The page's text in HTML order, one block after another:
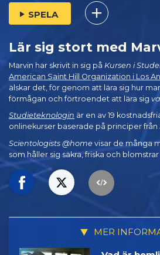
SPELA
Lär sig stort med
Marvin har skrivit in sig på Kursen i
American Saint Hill Organization i Los
älskar det, för genom att lära sig hur
förmågan och förtroendet att lära sig
Studieteknologin är en av 19
onlinekurser baserade på principer från
Scientologists @home visar de många
som håller sig säkra, friska och blomstrar
MER